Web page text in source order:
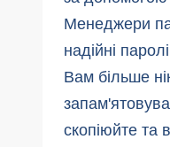
Менеджери
надійні
Вам більше
скопіюйте та